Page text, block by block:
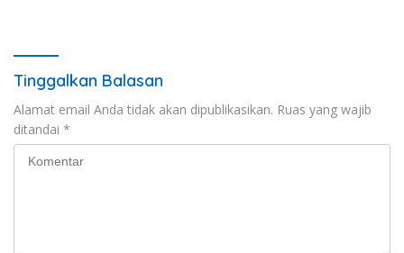
Tinggalkan Balasan
Alamat email Anda tidak akan dipublikasikan. Ruas yang wajib
ditandai *